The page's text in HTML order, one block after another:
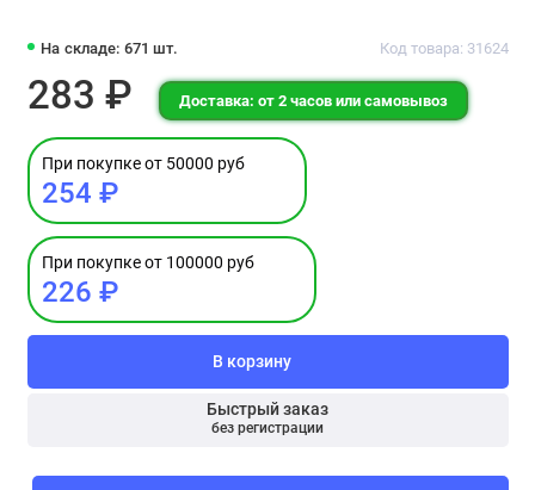
На складе: 671 шт. Код товара: 31624
283 ₽ Доставка: от 2 часов или самовывоз
При покупке от 50000 руб
254 ₽
При покупке от 100000 руб
226 ₽
В корзину
Быстрый заказ
без регистрации